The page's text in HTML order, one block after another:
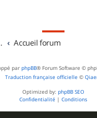
Accueil forum
par phpBB® Forum Software ©
Traduction française officielle ©
Optimized by: phpBB SEO
Confidentialité | Conditions